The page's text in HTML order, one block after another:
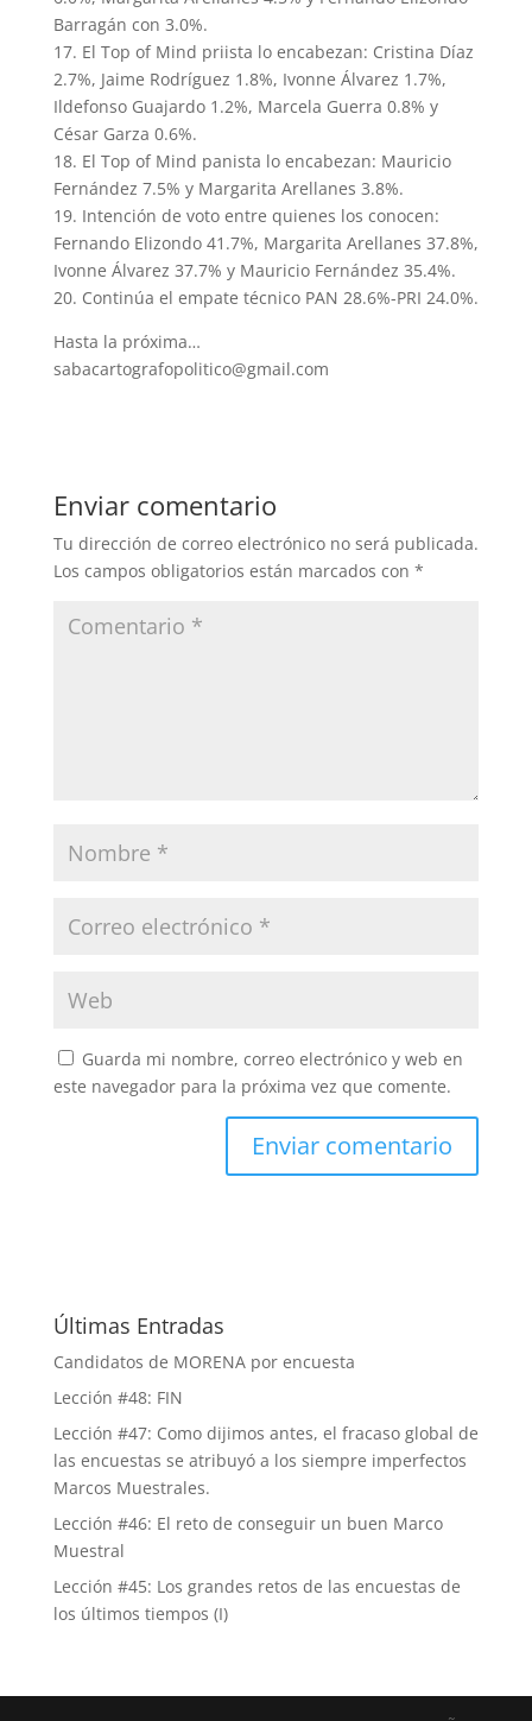
Barragán con 3.0%.
17. El Top of Mind priista lo encabezan: Cristina Díaz
2.7%, Jaime Rodríguez 1.8%, Ivonne Álvarez 1.7%,
Ildefonso Guajardo 1.2%, Marcela Guerra 0.8% y
César Garza 0.6%.
18. El Top of Mind panista lo encabezan: Mauricio
Fernández 7.5% y Margarita Arellanes 3.8%.
19. Intención de voto entre quienes los conocen:
Fernando Elizondo 41.7%, Margarita Arellanes 37.8%,
Ivonne Álvarez 37.7% y Mauricio Fernández 35.4%.
20. Continúa el empate técnico PAN 28.6%-PRI 24.0%.
Hasta la próxima…
sabacartografopolitico@gmail.com
Enviar comentario
Tu dirección de correo electrónico no será publicada.
Los campos obligatorios están marcados con *
Guarda mi nombre, correo electrónico y web en
este navegador para la próxima vez que comente.
Últimas Entradas
Candidatos de MORENA por encuesta
Lección #48: FIN
Lección #47: Como dijimos antes, el fracaso global de
las encuestas se atribuyó a los siempre imperfectos
Marcos Muestrales.
Lección #46: El reto de conseguir un buen Marco
Muestral
Lección #45: Los grandes retos de las encuestas de
los últimos tiempos (I)